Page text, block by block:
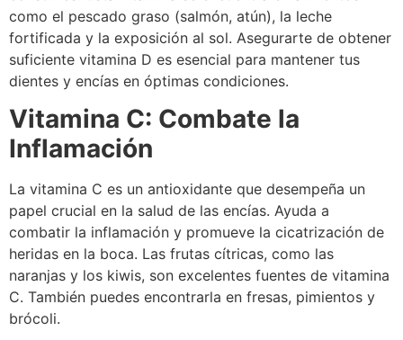
como el pescado graso (salmón, atún), la leche
fortificada y la exposición al sol. Asegurarte de obtener
suficiente vitamina D es esencial para mantener tus
dientes y encías en óptimas condiciones.
Vitamina C: Combate la
Inflamación
La vitamina C es un antioxidante que desempeña un
papel crucial en la salud de las encías. Ayuda a
combatir la inflamación y promueve la cicatrización de
heridas en la boca. Las frutas cítricas, como las
naranjas y los kiwis, son excelentes fuentes de vitamina
C. También puedes encontrarla en fresas, pimientos y
brócoli.